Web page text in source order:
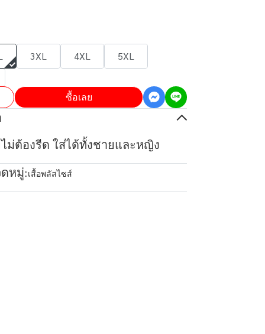
3XL 4XL 5XL
ซื้อเลย
ม่ต้องรีด ใส่ได้ทั้งชายและหญิง
หมู่: เสื้อพลัสไซส์